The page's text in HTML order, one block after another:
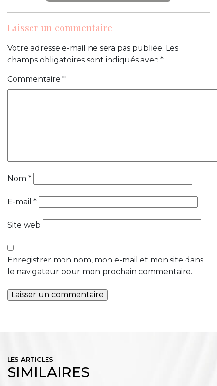
Laisser un commentaire
Votre adresse e-mail ne sera pas publiée. Les
champs obligatoires sont indiqués avec *
Commentaire *
Nom *
E-mail *
Site web
Enregistrer mon nom, mon e-mail et mon site dans
le navigateur pour mon prochain commentaire.
LES ARTICLES
SIMILAIRES